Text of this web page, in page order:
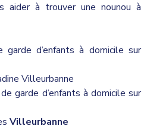
aider à trouver une nounou à
garde d’enfants à domicile sur
Villeurbanne
garde d’enfants à domicile sur
Villeurbanne